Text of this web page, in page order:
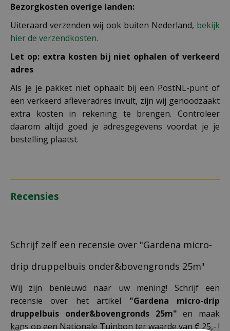
Bezorgkosten overige landen:
Uiteraard verzenden wij ook buiten Nederland, bekijk
hier de verzendkosten.
Let op: extra kosten bij niet ophalen of verkeerd
adres
Als je je pakket niet ophaalt bij een PostNL-punt of
een verkeerd afleveradres invult, zijn wij genoodzaakt
extra kosten in rekening te brengen. Controleer
daarom altijd goed je adresgegevens voordat je je
bestelling plaatst.
Recensies
Schrijf zelf een recensie over "Gardena micro-
drip druppelbuis onder&bovengronds 25m"
Wij zijn benieuwd naar uw mening! Schrijf een
recensie over het artikel "Gardena micro-drip
druppelbuis onder&bovengronds 25m" en maak
kans op een Nationale Tuinbon ter waarde van € 25,- !